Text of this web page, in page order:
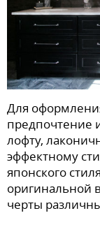
Для
предпочтение
лофту,
эффектному
японского
оригинальной
черты